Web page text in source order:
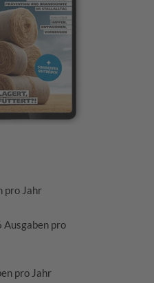
pro Jahr
Ausgaben pro
pro Jahr